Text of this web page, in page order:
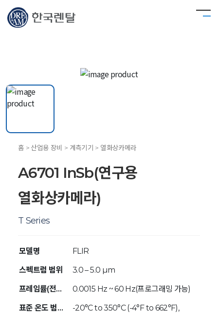
홈 > 산업용 장비 > 계측기기 > 열화상카메라
A6701 InSb(연구용
열화상카메라)
T Series
모델명 FLIR
스펙트럼 범위 3.0 – 5.0 µm
프레임률(전체화면) 0.0015 Hz ~ 60 Hz(프로그래밍 가능)
표준 온도 범위( 대역 일치 광학 포함)
-20°C to 350°C (-4°F to 662°F),